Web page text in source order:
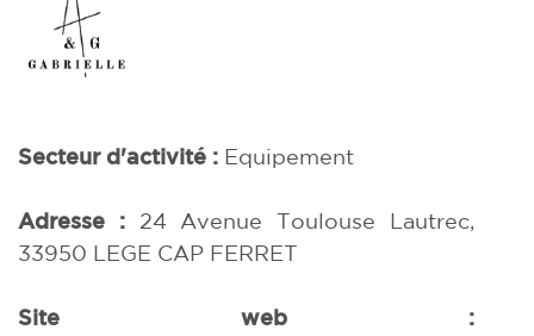
Secteur d'activité : Equipement
Adresse : 24 Avenue Toulouse Lautrec,
33950 LEGE CAP FERRET
Site web :